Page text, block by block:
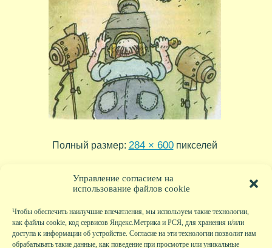
Управление согласием на
использование файлов cookie
Чтобы обеспечить наилучшие впечатления, мы используем такие технологии,
как файлы cookie, код сервисов Яндекс.Метрика и РСЯ, для хранения и/или
доступа к информации об устройстве. Согласие на эти технологии позволит нам
обрабатывать такие данные, как поведение при просмотре или уникальные
Полный размер: 284 × 600пикселей